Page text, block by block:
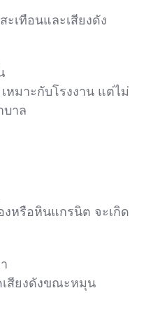
เทือนและเสียงดัง
หมาะกับโรงงาน แต่ไม่
บาล
งหรือหินแกรนิต จะเกิด
สียงดังขณะหมุน